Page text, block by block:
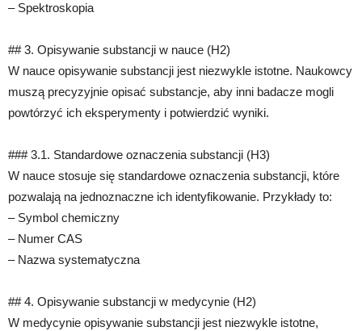
– Spektroskopia
## 3. Opisywanie substancji w nauce (H2)
W nauce opisywanie substancji jest niezwykle istotne. Naukowcy
muszą precyzyjnie opisać substancje, aby inni badacze mogli
powtórzyć ich eksperymenty i potwierdzić wyniki.
### 3.1. Standardowe oznaczenia substancji (H3)
W nauce stosuje się standardowe oznaczenia substancji, które
pozwalają na jednoznaczne ich identyfikowanie. Przykłady to:
– Symbol chemiczny
– Numer CAS
– Nazwa systematyczna
## 4. Opisywanie substancji w medycynie (H2)
W medycynie opisywanie substancji jest niezwykle istotne,